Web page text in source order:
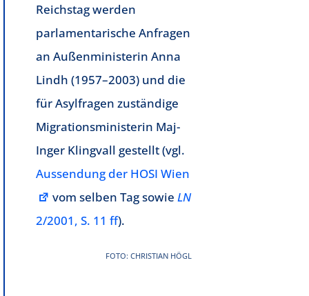
Reichstag werden
parlamentarische Anfragen
an Außenministerin Anna
Lindh (1957–2003) und die
für Asylfragen zuständige
Migrationsministerin Maj-
Inger Klingvall gestellt (vgl.
Aussendung der HOSI Wien
vom selben Tag sowie LN
2/2001, S. 11 ff).
FOTO: CHRISTIAN HÖGL